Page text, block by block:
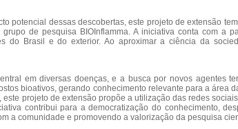
potencial dessas descobertas, este projeto de extensão
de pesquisa BIOInflamma. A iniciativa conta com a
do Brasil e do exterior. Ao aproximar a ciência da
em diversas doenças, e a busca por novos agentes
bioativos, gerando conhecimento relevante para a
projeto de extensão propõe a utilização das redes
contribui para a democratização do conhecimento,
a comunidade e promovendo a valorização da pesquisa